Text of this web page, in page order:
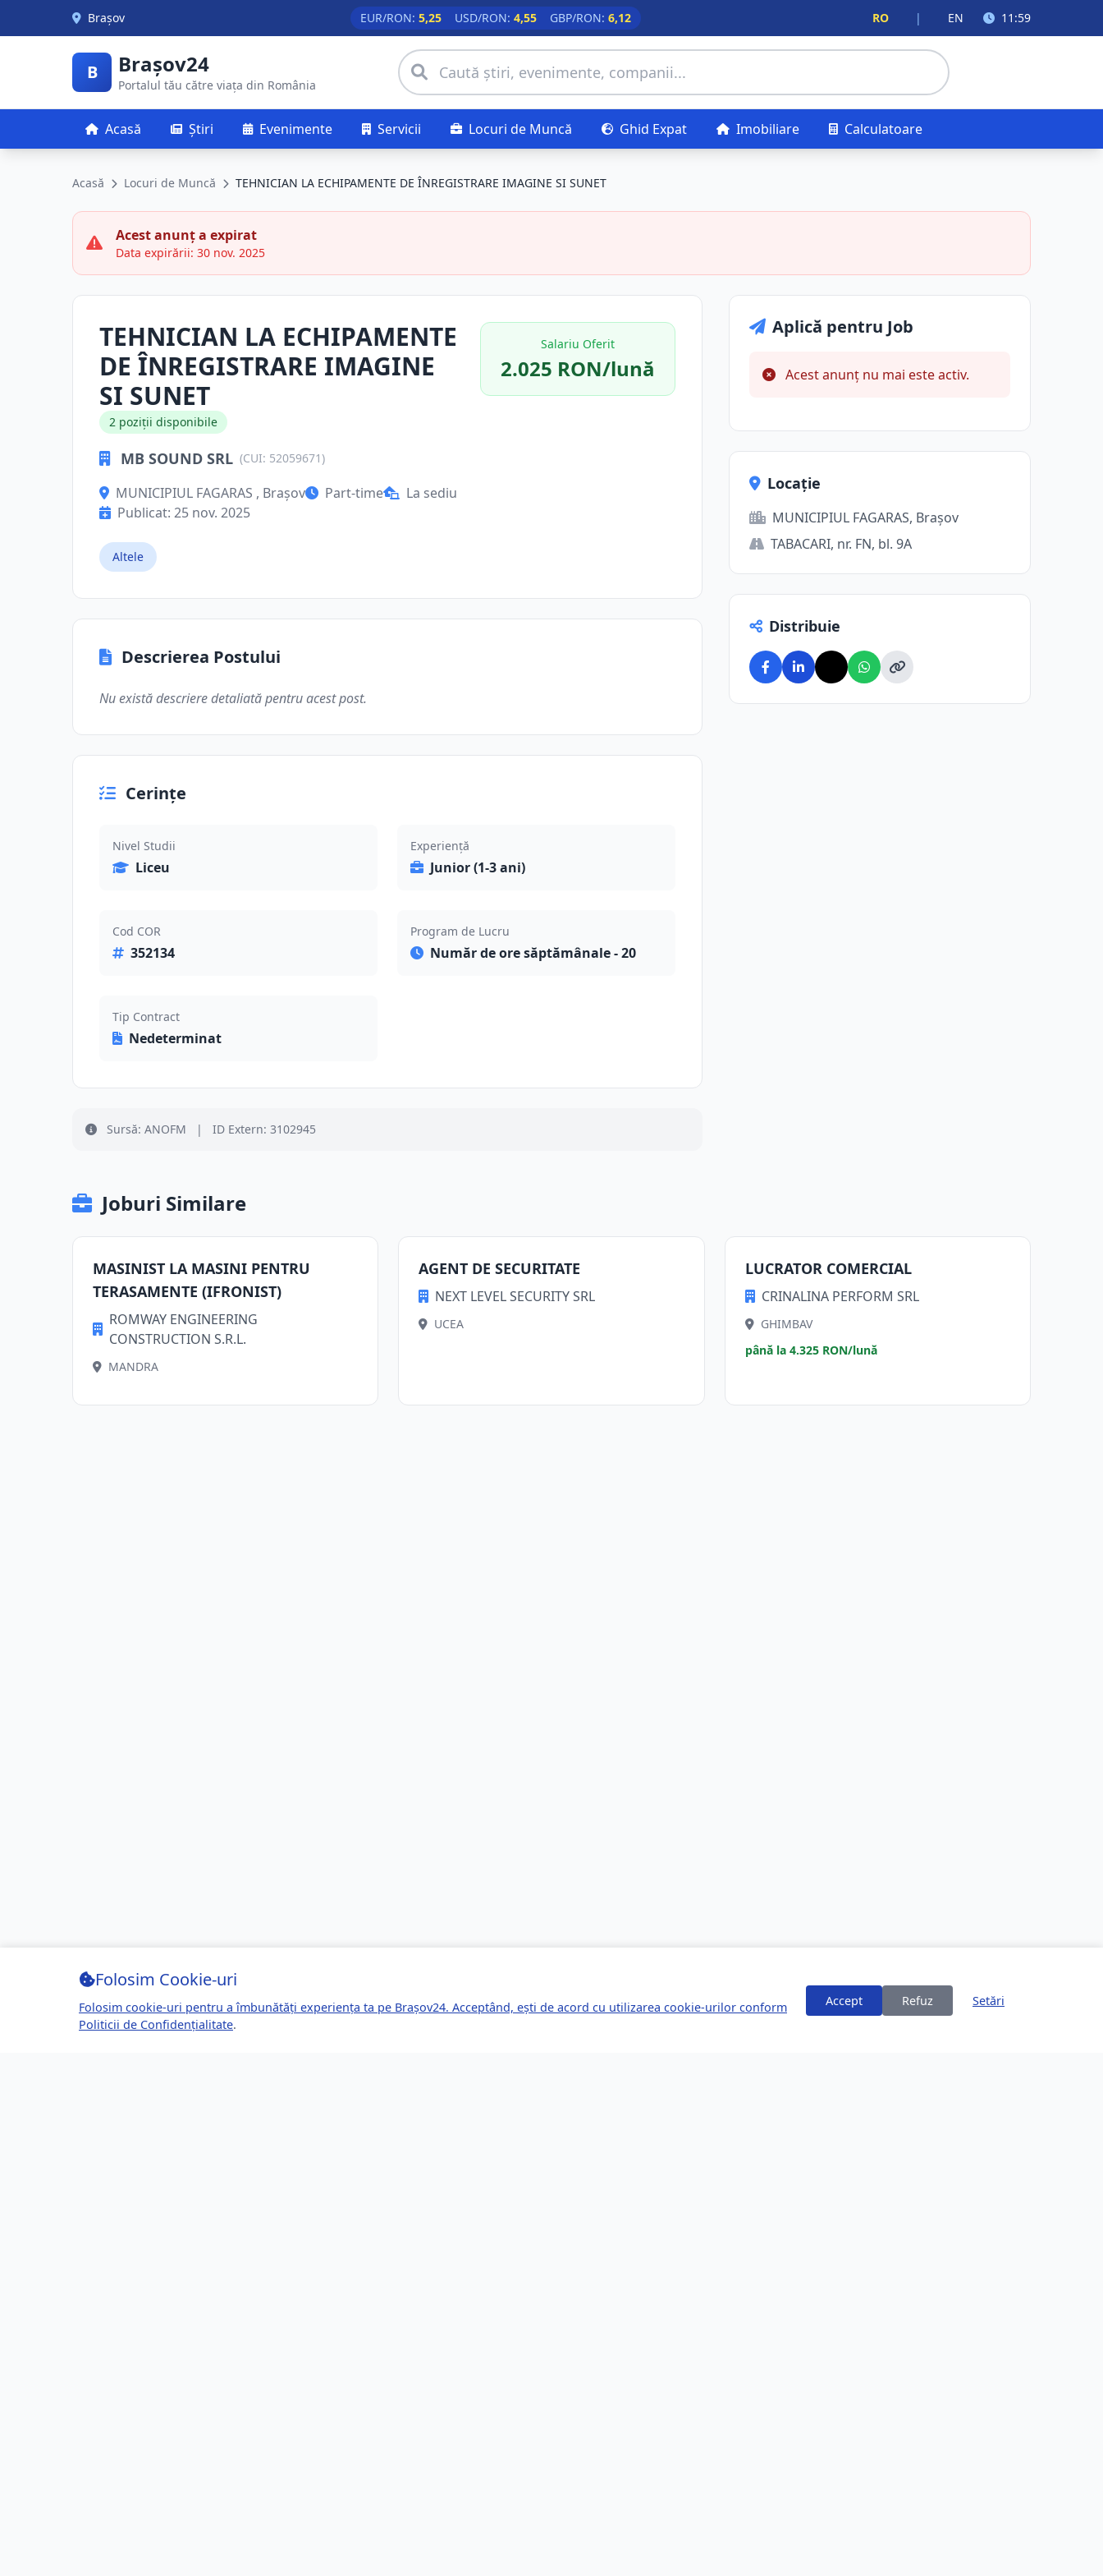
Skip to main content
Brașov EUR/RON: 5,25 USD/RON: 4,55 GBP/RON: 6,12 RO | EN 11:59
B Brașov24
Portalul tău către viața din România
Acasă Știri Evenimente Servicii Locuri de Muncă Ghid Expat Imobiliare Calculatoare
Acasă Locuri de Muncă TEHNICIAN LA ECHIPAMENTE DE ÎNREGISTRARE IMAGINE SI SUNET
Acest anunț a expirat
Data expirării: 30 nov. 2025
TEHNICIAN LA ECHIPAMENTE
DE ÎNREGISTRARE IMAGINE
SI SUNET
2 poziții disponibile
MB SOUND SRL (CUI: 52059671)
MUNICIPIUL FAGARAS , Brașov Part-time
La sediu
Publicat: 25 nov. 2025
Salariu Oferit
2.025 RON/lună
Altele
Descrierea Postului
Nu există descriere detaliată pentru acest post.
Cerințe
Nivel Studii
Liceu
Experiență
Junior (1-3 ani)
Cod COR
352134
Program de Lucru
Număr de ore săptămânale - 20
Tip Contract
Nedeterminat
Sursă: ANOFM | ID Extern: 3102945
Aplică pentru Job
Acest anunț nu mai este activ.
Locație
MUNICIPIUL FAGARAS, Brașov
TABACARI, nr. FN, bl. 9A
Distribuie
Joburi Similare
MASINIST LA MASINI PENTRU
TERASAMENTE (IFRONIST)
ROMWAY ENGINEERING
CONSTRUCTION S.R.L.
MANDRA
AGENT DE SECURITATE
NEXT LEVEL SECURITY SRL
UCEA
LUCRATOR COMERCIAL
CRINALINA PERFORM SRL
GHIMBAV
până la 4.325 RON/lună
Folosim Cookie-uri
Folosim cookie-uri pentru a îmbunătăți experiența ta pe Brașov24. Acceptând, ești de acord cu utilizarea cookie-urilor conform
Politicii de Confidențialitate.
Accept Refuz Setări